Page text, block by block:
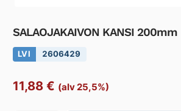
SALAOJAKAIVON KANSI 200mm
LVI 2606429
11,88 € (alv 25,5%)